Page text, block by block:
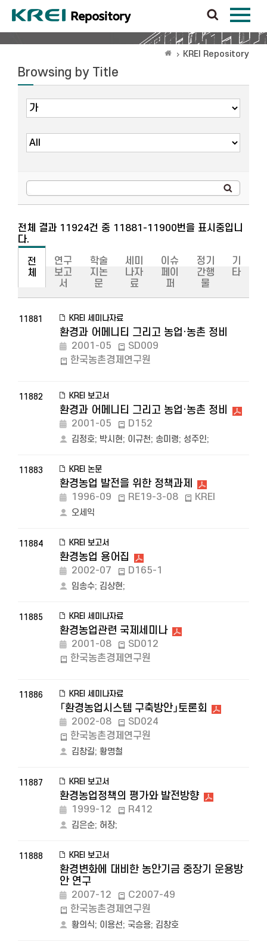
KREI Repository
Browsing by Title
전체 결과 11924건 중 11881-11900번을 표시중입니
다.
전
체
연구
보고
서
학술
지논
문
세미
나자
료
이슈
페이
퍼
정기
간행
물
기
타
11881 KREI 세미나자료
환경과 어메니티 그리고 농업·농촌 정비
2001-05
SD009
한국농촌경제연구원
11882 KREI 보고서
환경과 어메니티 그리고 농업·농촌 정비
2001-05 D152
김정호; 박시현; 이규천; 송미령; 성주인;
11883 KREI 논문
환경농업 발전을 위한 정책과제
1996-09 RE19-3-08 KREI
오세익
11884 KREI 보고서
환경농업 용어집
2002-07 D165-1
임송수; 김상현;
11885 KREI 세미나자료
환경농업관련 국제세미나
2001-08
SD012
한국농촌경제연구원
11886 KREI 세미나자료
「환경농업시스템 구축방안」토론회
2002-08
SD024
한국농촌경제연구원
김창길; 황명철
11887 KREI 보고서
환경농업정책의 평가와 발전방향
1999-12 R412
김은순; 허장;
11888 KREI 보고서
환경변화에 대비한 농안기금 중장기 운용방
안 연구
2007-12
C2007-49
한국농촌경제연구원
황의식; 이용선; 국승용; 김창호